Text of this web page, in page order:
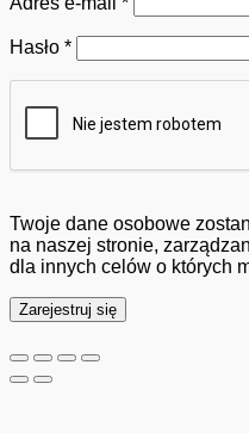
Hasło *Wymagane
Twoje dane osobowe
na naszej stronie,
dla innych celów o których
Zarejestruj się